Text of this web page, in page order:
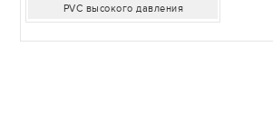
PVC высокого давления